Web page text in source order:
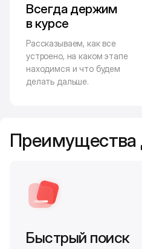
Всегда держим
в курсе
Рассказываем, как все
устроено, на каком этапе
находимся и что будем
делать дальше.
Преимущества
Быстрый поиск